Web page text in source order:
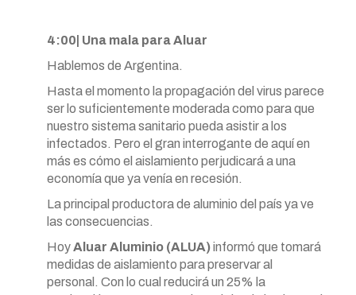
4:00| Una mala para Aluar
Hablemos de Argentina.
Hasta el momento la propagación del virus parece
ser lo suficientemente moderada como para que
nuestro sistema sanitario pueda asistir a los
infectados. Pero el gran interrogante de aquí en
más es cómo el aislamiento perjudicará a una
economía que ya venía en recesión.
La principal productora de aluminio del país ya ve
las consecuencias.
HoyAluar Aluminio (ALUA)informó que tomará
medidas de aislamiento para preservar al
personal. Con lo cual reducirá un 25% la